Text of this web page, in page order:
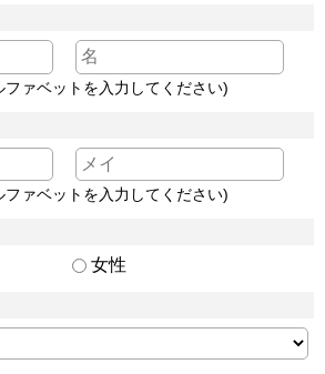
ァベットを入力してください)
ァベットを入力してください)
女性